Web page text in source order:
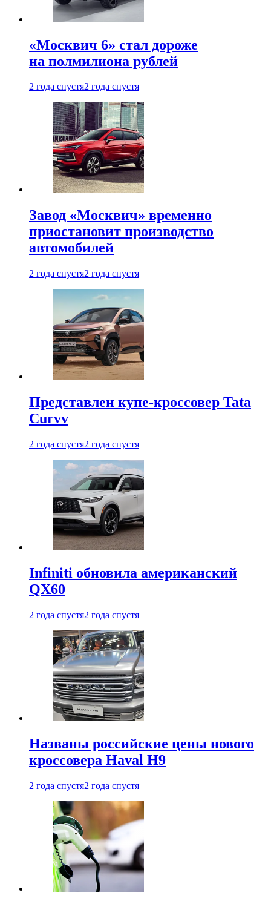
«Москвич 6» стал дороже
на полмилиона рублей
2 года спустя2 года спустя
Завод «Москвич» временно
приостановит производство
автомобилей
2 года спустя2 года спустя
Представлен купе-кроссовер Tata
Curvv
2 года спустя2 года спустя
Infiniti обновила американский
QX60
2 года спустя2 года спустя
Названы российские цены нового
кроссовера Haval H9
2 года спустя2 года спустя